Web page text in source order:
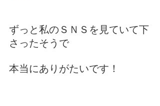
ずっと私のＳＮＳを見ていて下
さったそうで
本当にありがたいです！